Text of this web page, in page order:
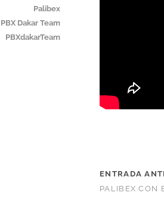
ENTRADA
PALIBEX CON
Palibex
PBX Dakar Team
PBXdakarTeam